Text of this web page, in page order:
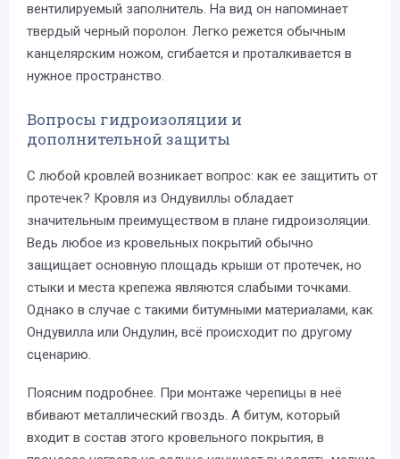
вентилируемый заполнитель. На вид он напоминает
твердый черный поролон. Легко режется обычным
канцелярским ножом, сгибается и проталкивается в
нужное пространство.
Вопросы гидроизоляции и
дополнительной защиты
С любой кровлей возникает вопрос: как ее защитить от
протечек? Кровля из Ондувиллы обладает
значительным преимуществом в плане гидроизоляции.
Ведь любое из кровельных покрытий обычно
защищает основную площадь крыши от протечек, но
стыки и места крепежа являются слабыми точками.
Однако в случае с такими битумными материалами, как
Ондувилла или Ондулин, всё происходит по другому
сценарию.
Поясним подробнее. При монтаже черепицы в неё
вбивают металлический гвоздь. А битум, который
входит в состав этого кровельного покрытия, в